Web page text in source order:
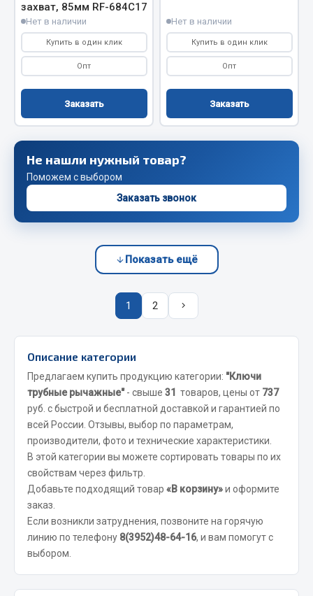
Запчасти HOWO
Тормозная система
Подвеска
Система питания
Система выпуска газа
Система охлаждения
Сцепление
Весь раздел
Запчасти SHAANXI (SHACMAN)
Колеса и шины
Система охлаждения
Подвеска
Кабина
Оперение кабины
Показать ещё
Весь раздел
Запчасти FAW
Подвеска
Двигатель
захват, 85мм RF-684С17
Нет в наличии
Купить в один клик
Опт
Заказать
Нет в наличии
Купить в один клик
Опт
Заказать
Не нашли нужный товар?
Поможем с выбором
Заказать звонок
Показать ещё
1 2
Описание категории
Предлагаем купить продукцию категории: "Ключи
трубные рычажные"- свыше 31 товаров, цены от 737
руб. с быстрой и бесплатной доставкой и гарантией по
всей России. Отзывы, выбор по параметрам,
производители, фото и технические характеристики.
В этой категории вы можете сортировать товары по их
свойствам через фильтр.
Добавьте подходящий товар «В корзину»и оформите
заказ.
Если возникли затруднения, позвоните на горячую
линию по телефону 8(3952)48-64-16, и вам помогут с
выбором.